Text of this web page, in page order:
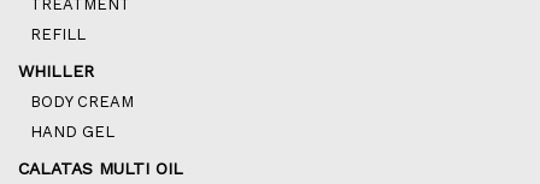
TREATMENT
REFILL
WHILLER
BODY CREAM
HAND GEL
CALATAS MULTI OIL